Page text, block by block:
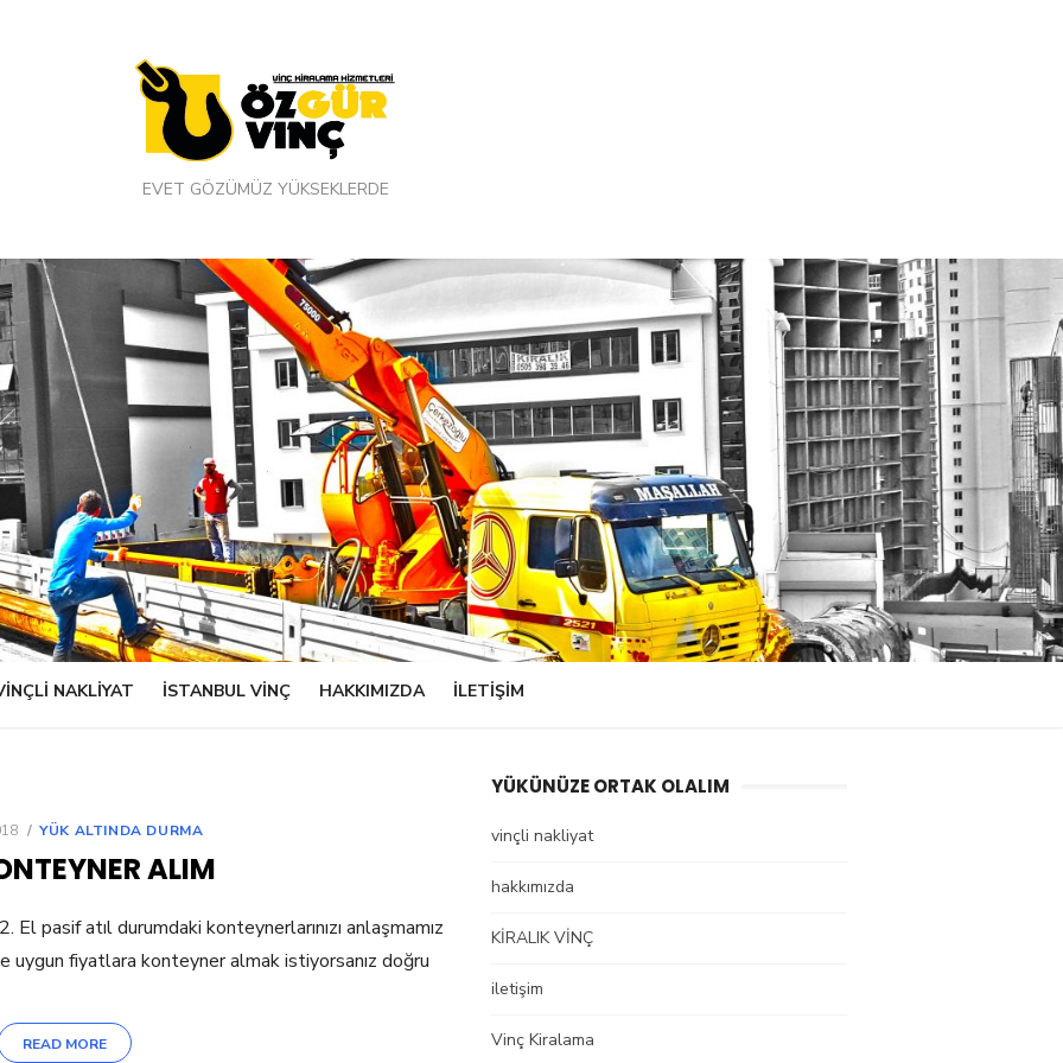
EVET GÖZÜMÜZ YÜKSEKLERDE
NAKLIYAT ISTANBUL VINÇ HAKKIMIZDA ILETIŞIM
YÜK ALTINDA DURMA
ALIM
pasif atıl durumdaki konteynerlarınızı anlaşmamız
uygun fiyatlara konteyner almak istiyorsanız doğru
READ MORE
YÜKÜNÜZE ORTAK OLALIM
vinçli nakliyat
hakkımızda
KİRALIK VİNÇ
iletişim
Vinç Kiralama